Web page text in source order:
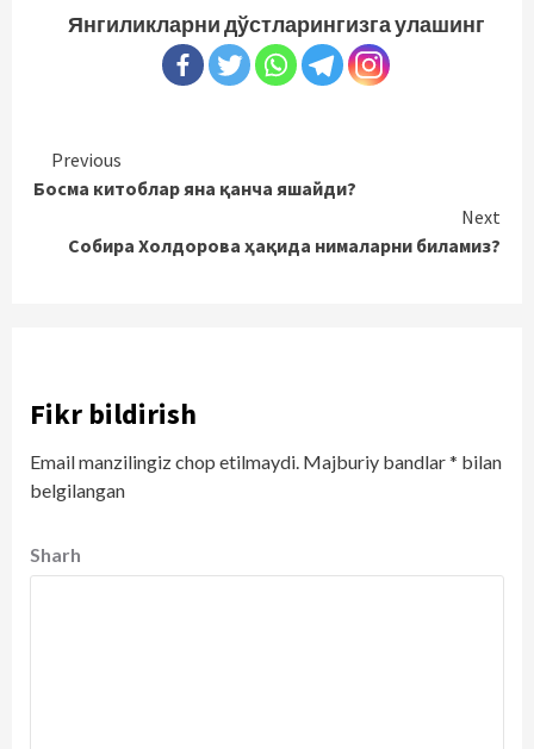
Янгиликларни дўстларингизга улашинг
Continue
Reading
Previous
Босма китоблар яна қанча яшайди?
Next
Собира Холдорова ҳақида нималарни биламиз?
Fikr bildirish
Email manzilingiz chop etilmaydi. Majburiy bandlar* bilan
belgilangan
Sharh